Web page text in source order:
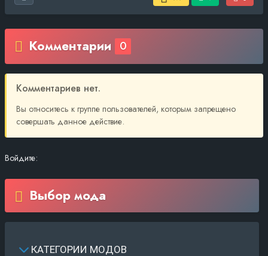
Комментарии 0
Комментариев нет.
Вы относитесь к группе пользователей, которым запрещено
совершать данное действие.
Войдите:
Выбор мода
КАТЕГОРИИ МОДОВ